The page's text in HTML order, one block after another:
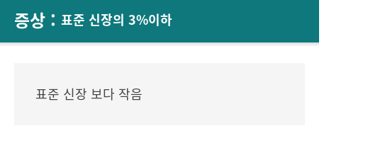
증상 : 표준 신장의 3%이하
표준 신장 보다 작음